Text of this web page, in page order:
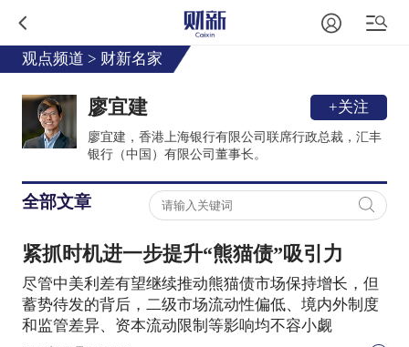
观点频道 > 财新名家
廖宜建 +关注
廖宜建，香港上海银行有限公司联席行政总裁，汇丰
银行（中国）有限公司董事长。
全部文章
紧抓时机进一步提升“熊猫债”吸引力
尽管中美利差有望继续推动熊猫债市场保持增长，但
蓄势待发的背后，二级市场流动性偏低、境内外制度
和监管差异、资本流动限制等影响均不容小觑